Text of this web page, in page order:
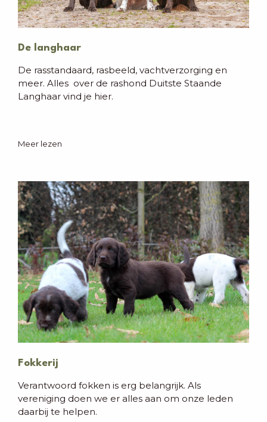
De langhaar
De rasstandaard, rasbeeld, vachtverzorging en
meer. Alles over de rashond Duitste Staande
Langhaar vind je hier.
Meer lezen
Fokkerij
Verantwoord fokken is erg belangrijk. Als
vereniging doen we er alles aan om onze leden
daarbij te helpen.